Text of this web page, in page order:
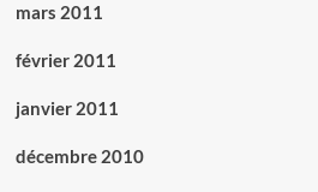
mars 2011
février 2011
janvier 2011
décembre 2010